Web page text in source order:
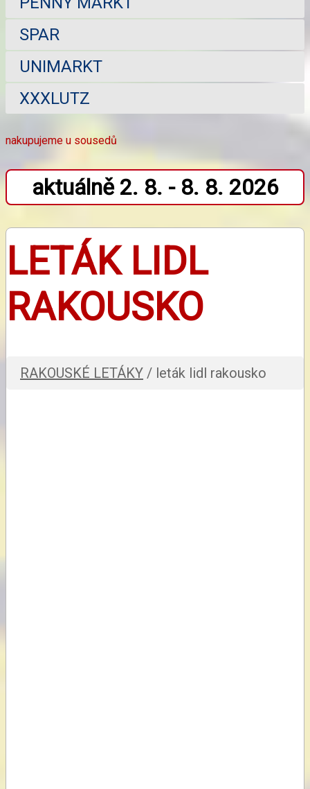
SPAR
UNIMARKT
XXXLUTZ
nakupujeme u sousedů
aktuálně 2. 8. - 8. 8. 2026
LETÁK LIDL
RAKOUSKO
RAKOUSKÉ LETÁKY / leták lidl rakousko